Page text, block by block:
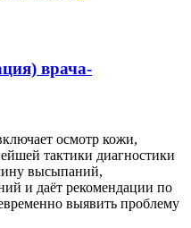
врача-
осмотр кожи,
тактики диагностики
высыпаний,
и даёт рекомендации по
выявить проблему